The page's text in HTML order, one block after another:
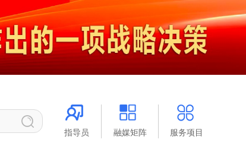
指导员 融媒矩阵 服务项目